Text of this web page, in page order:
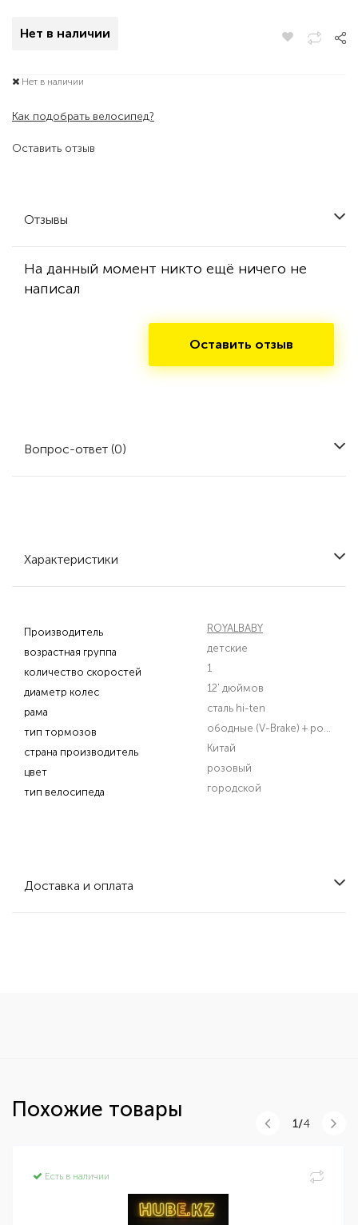
Оставить отзыв
Нет в наличии
Нет в наличии
Как подобрать велосипед?
Отзывы
На данный момент никто ещё ничего не
написал
Оставить отзыв
Вопрос-ответ (0)
Характеристики
Производитель
ROYALBABY
возрастная группа
детские
количество скоростей
1
диаметр колес
12' дюймов
рама
сталь hi-ten
тип тормозов
ободные (V-Brake) + роллерный
страна производитель
Китай
цвет
розовый
тип велосипеда
городской
Доставка и оплата
Похожие товары
Есть в наличии
1/4